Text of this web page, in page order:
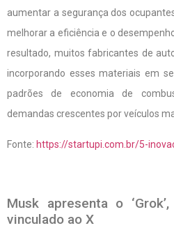
aumentar a segurança dos
melhorar a eficiência e o
resultado, muitos fabricantes de
incorporando esses materiais em
padrões de economia de
demandas crescentes por veículos
Fonte: https://startupi.com.br/5-
Musk apresenta o
vinculado ao X